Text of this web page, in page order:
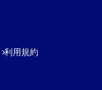
利用規約